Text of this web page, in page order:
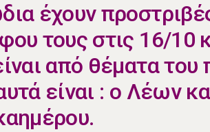
έχουν
τους στις 16/10
από θέματα
είναι : ο Λέων